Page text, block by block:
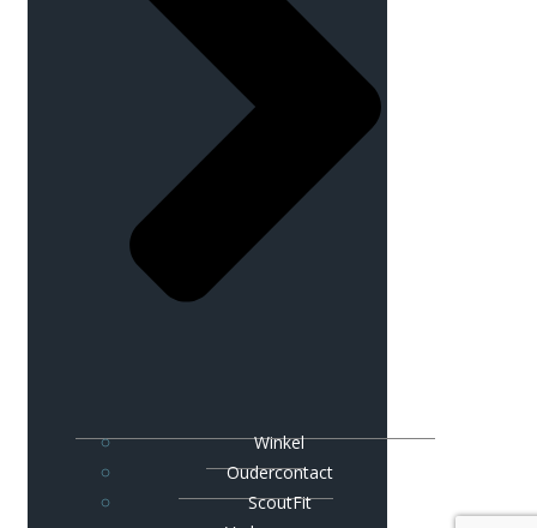
Winkel
Oudercontact
ScoutFit